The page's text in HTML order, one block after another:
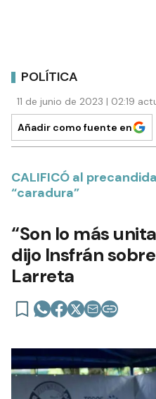
POLÍTICA
11 de junio de 2023 | 02:19
Añadir como fuente en
CALIFICÓ al
“caradura”
“Son lo más
dijo Insfrán
Larreta